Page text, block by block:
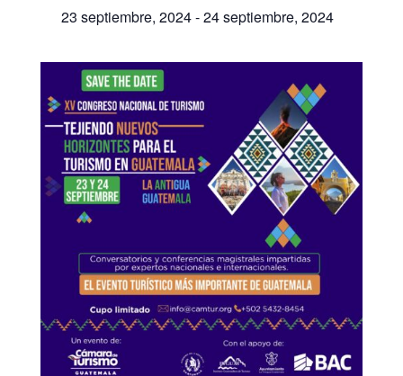
23 septiembre, 2024-24 septiembre, 2024